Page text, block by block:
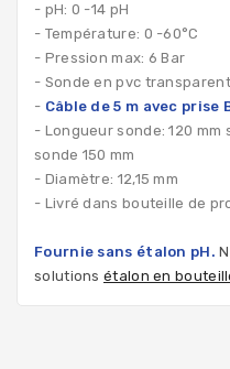
- pH: 0 -14 pH
- Température: 0 -60°C
- Pression max: 6 Bar
- Sonde en pvc transparent
- Câble de 5 m avec prise
- Longueur sonde: 120
sonde 150 mm
- Diamètre: 12,15 mm
- Livré dans bouteille de
Fournie sans étalon pH.
solutions étalon en